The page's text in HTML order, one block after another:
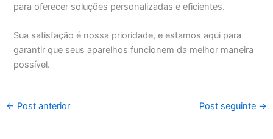
para oferecer soluções personalizadas e eficientes.
Sua satisfação é nossa prioridade, e estamos aqui para
garantir que seus aparelhos funcionem da melhor maneira
possível.
← Post anterior Post seguinte →